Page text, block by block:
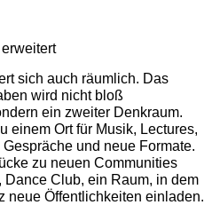
sich auch räumlich. Das
wird nicht bloß
ein zweiter Denkraum.
einem Ort für Musik, Lectures,
und neue Formate.
zu neuen Communities
Dance Club, ein Raum, in dem
neue Öffentlichkeiten einladen.